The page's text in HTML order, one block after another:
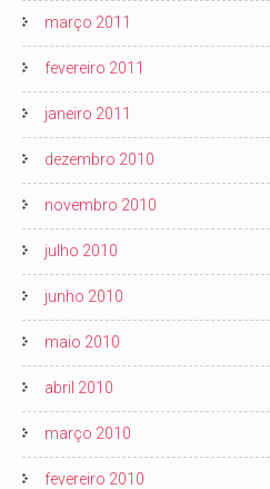
março 2011
fevereiro 2011
janeiro 2011
dezembro 2010
novembro 2010
julho 2010
junho 2010
maio 2010
abril 2010
março 2010
fevereiro 2010